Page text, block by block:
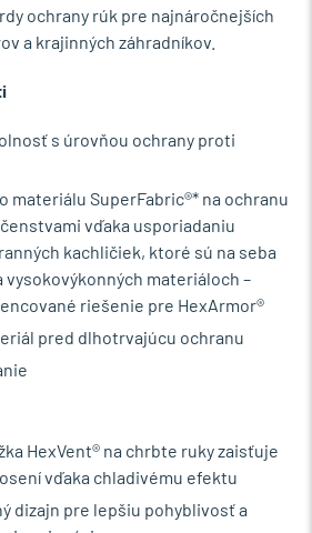
ochrany rúk pre najnáročnejších
a krajinných záhradníkov.
s úrovňou ochrany proti
materiálu SuperFabric®* na ochranu
vďaka usporiadaniu
kachličiek, ktoré sú na seba
vysokovýkonných materiáloch –
riešenie pre HexArmor®
pred dlhotrvajúcu ochranu
HexVent® na chrbte ruky zaisťuje
vďaka chladivému efektu
dizajn pre lepšiu pohyblivosť a